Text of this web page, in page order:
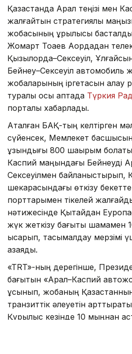
Қазақстанда Арал теңізі мен
жалғайтын стратегиялық
жобасының құрылысы
Жомарт Тоқаев Ақордадан
Қызылорда–Сексеуіл,
Бейнеу–Сексеуіл автомобиль
жобаларының іргетасын қалау
туралы осы аптада Түркия
порталы хабарлады.
Аталған БАҚ-тың келтірген
сүйенсек, Мемлекет
ұзындығы 800 шақырым
Каспий маңындағы Бейнеуді
Сексеуілмен байланыстырып,
шекарасындағы өткізу
порттарымен тікелей
нәтижесінде Қытайдан
жүк жеткізу бағыты шамамен
қысқарып, тасымалдау мерзімі
азаяды.
«TRT»-ның дерегінше,
бағытын «Арал–Каспий
ұсынып, жобаның
транзиттік әлеуетін
Құрылыс кезінде 10 мыңнан